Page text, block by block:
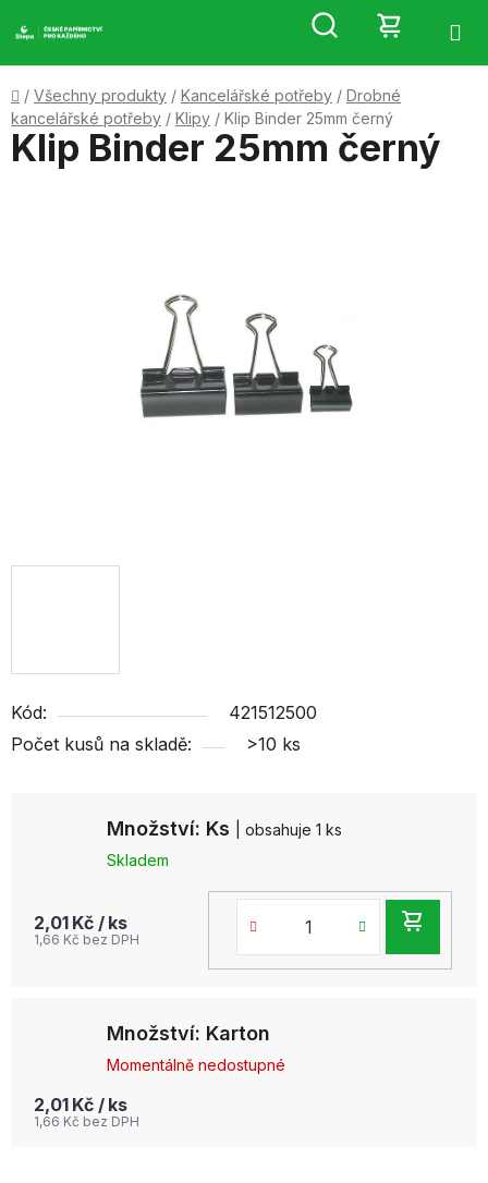
na
Hledat
KOŠÍK
Domů
/ Všechny produkty / Kancelářské potřeby / Drobné
kancelářské potřeby / Klipy / Klip Binder 25mm černý
Množství: Ks
| obsahuje 1 ks
Skladem
2,01 Kč / ks
1,66 Kč bez DPH
Množství: Karton
Momentálně nedostupné
2,01 Kč / ks
1,66 Kč bez DPH
Kód:
421512500
Počet kusů na skladě:
>10 ks
Klip Binder 25mm černý